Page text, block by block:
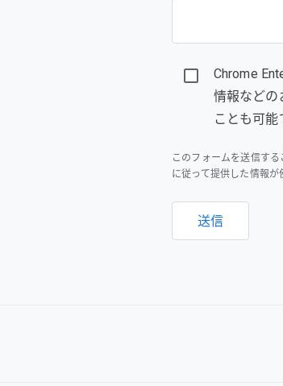
Chrome
情報などの
ことも可能
このフォームを送信する
に従って提供した情報が
送信